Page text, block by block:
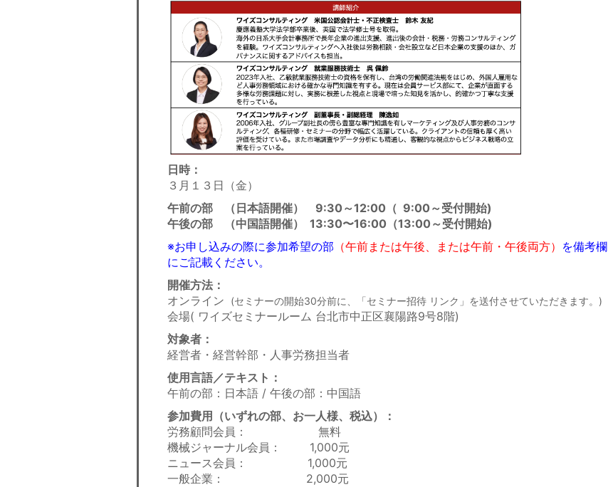
日時：
３月１３日（金）
午前の部 （日本語開催） 9:30～12:00（ 9:00～受付開始)
午後の部 （中国語開催） 13:30〜16:00（13:00～受付開始)
※お申し込みの際に参加希望の部 （午前または午後、または午前 ・ 午後両方） を備考欄
にご記載ください。
開催方法：
オンライン
(セミナーの開始30分前に、「セミナー招待 リンク」を送付させていただきます。)
会場( ワイズセミナールーム 台北市中正区襄陽路9号8階)​
対象者：
経営者・経営幹部・人事労務担当者
使用言語／テキスト：
午前の部：日本語 / 午後の部：中国語​
参加費用（いずれの部、お一人様、税込）：
労務顧問会員： 無料
機械ジャーナル会員： 1,000元
ニュース会員： 1,000元
一般企業： 2,000元